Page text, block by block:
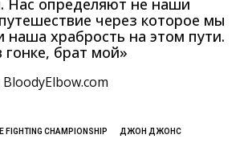
Нас определяют не наши
через которое мы
наша храбрость на этом пути.
гонке, брат мой»
FIGHTING CHAMPIONSHIP ДЖОН ДЖОНС